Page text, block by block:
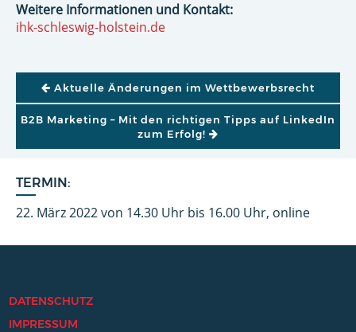
TERMIN:
22. März 2022 von 14.30 Uhr bis 16.00 Uhr, online
Weitere Informationen und Kontakt:
ihk-schleswig-holstein.de
BEITRAGSNAVIGATION
Aktuelle Änderungen im Wettbewerbsrecht
B2B Marketing – Mit den richtigen Tipps auf LinkedIn
zum Erfolg!
DATENSCHUTZ
IMPRESSUM